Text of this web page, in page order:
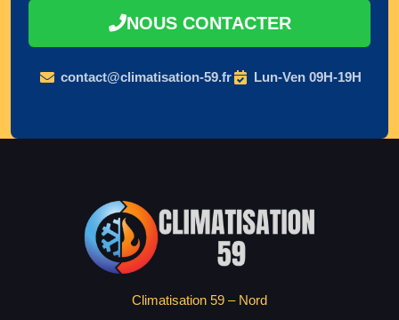
NOUS CONTACTER
contact@climatisation-59.fr Lun-Ven 09H-19H
Climatisation 59 – Nord